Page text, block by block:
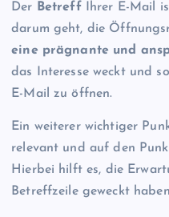
Der BetreffIhrer E-Mail
darum geht, die
eine prägnante und
das Interesse weckt und
E-Mail zu öffnen.
Ein weiterer wichtiger
relevant und auf den
Hierbei hilft es, die
Betreffzeile geweckt